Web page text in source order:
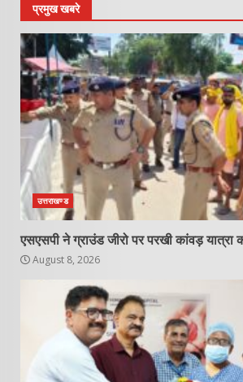
प्रमुख खबरे
उत्तराखण्ड
एसएसपी ने ग्राउंड जीरो पर परखी कांवड़ यात्रा
August 8, 2026